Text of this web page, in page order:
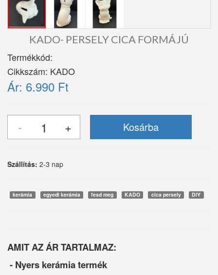
KADO- PERSELY CICA FORMÁJÚ
Termékkód:
Cikkszám: KADO
Ár: 6.990 Ft
Szállítás: 2-3 nap
kerámia egyedi kerámia fesd meg KADO cica persely DIY
AMIT AZ ÁR TARTALMAZ:
- Nyers kerámia termék